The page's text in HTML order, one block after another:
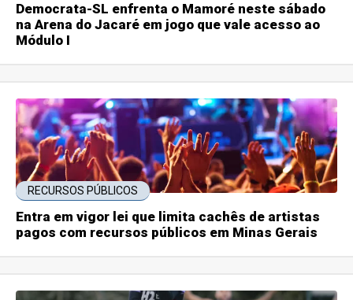
Democrata-SL enfrenta o Mamoré neste sábado
na Arena do Jacaré em jogo que vale acesso ao
Módulo I
RECURSOS PÚBLICOS
Entra em vigor lei que limita cachês de artistas
pagos com recursos públicos em Minas Gerais